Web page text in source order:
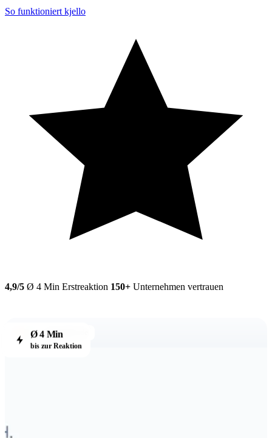
So funktioniert kjello
4,9/5 Ø 4 Min Erstreaktion 150+ Unternehmen vertrauen
app.kjello.de
Ø 4 Min
bis zur Reaktion